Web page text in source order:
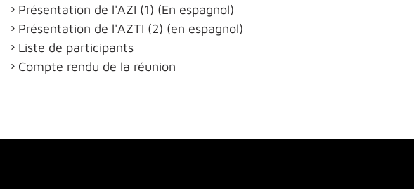
Présentation de l'AZI (1) (En espagnol)
Présentation de l'AZTI (2) (en espagnol)
Liste de participants
Compte rendu de la réunion